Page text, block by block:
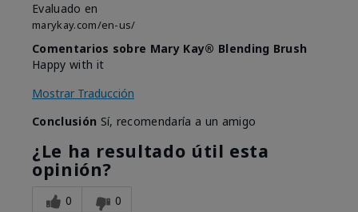
Evaluado en
marykay.com/en-us/
Comentarios sobre Mary Kay® Blending Brush
Happy with it
Mostrar Traducción
Conclusión Sí, recomendaría a un amigo
¿Le ha resultado útil esta
opinión?
0 0